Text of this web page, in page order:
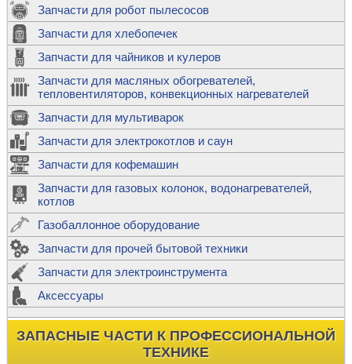
Запчасти для робот пылесосов
Запчасти для хлебопечек
Запчасти для чайников и кулеров
Запчасти для масляных обогревателей,
тепловентиляторов, конвекционных нагревателей
Запчасти для мультиварок
Запчасти для электрокотлов и саун
Запчасти для кофемашин
Запчасти для газовых колонок, водонагревателей,
котлов
Газобаллонное оборудование
Запчасти для прочей бытовой техники
Запчасти для электроинструмента
Аксессуары
ЗАПАСНЫЕ ЧАСТИ К ПРОФЕССИОНАЛЬНОЙ
ТЕХНИКЕ